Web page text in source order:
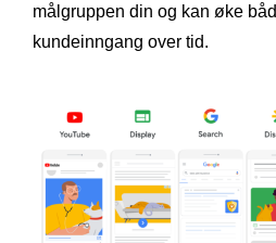
målgruppen din og kan øke
kundeinngang over tid.